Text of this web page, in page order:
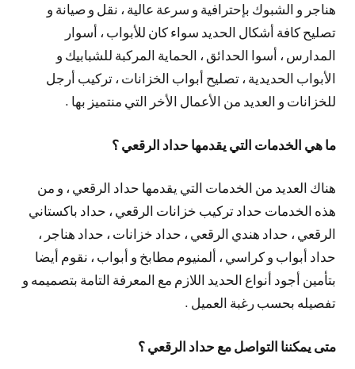
هناجر و الشبوك بإحترافية و سرعة عالية ، نقل و صيانة و
تصليح كافة أشكال الحديد سواء كان للأبواب ، أسوار
المدارس ، أسوا الحدائق ، الحماية المركبة للشبابيك و
الأبواب الحديدية ، تصليح أبواب الخزانات ، تركيب أرجل
للخزانات و العديد من الأعمال الأخر التي منتميز بها .
ما هي الخدمات التي يقدمها حداد الرقعي ؟
هناك العديد من الخدمات التي يقدمها حداد الرقعي ، و من
هذه الخدمات حداد تركيب خزانات الرقعي ، حداد باكستاني
الرقعي ، حداد هندي الرقعي ، حداد خزانات ، حداد هناجر ،
حداد أبواب و كراسي ، ألمنيوم مطابخ و أبواب ، نقوم أيضا
بتأمين أجود أنواع الحديد اللازم مع المعرفة التامة بتصميمه و
تفصيله بحسب رغبة العميل .
متى يمكننا التواصل مع حداد الرقعي ؟